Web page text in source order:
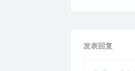
发表回复